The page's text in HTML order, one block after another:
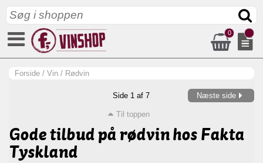
0
Forside / Vin / Rødvin
Side 1 af 7 Næste side
Til toppen
Gode tilbud på rødvin hos Fakta
Tyskland